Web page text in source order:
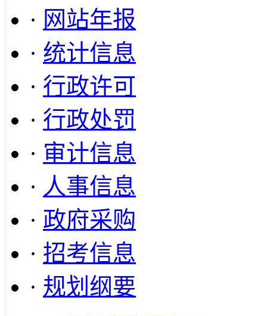
· 网站年报
· 统计信息
· 行政许可
· 行政处罚
· 审计信息
· 人事信息
· 政府采购
· 招考信息
· 规划纲要